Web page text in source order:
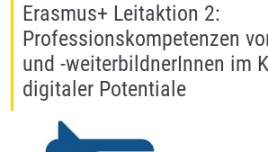
Erasmus+ Leitaktion 2:
Professionskompetenzen
und -weiterbildnerInnen im
digitaler Potentiale